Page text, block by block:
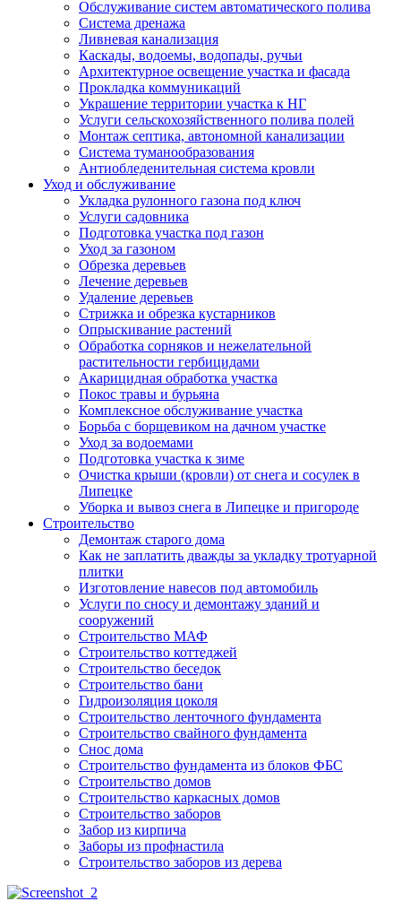
(цветущего)
газоне на
естественном
грунте.
м.кв. от0₽ сорняка,
Гидропосев
газона
#colspan# от0₽
Устройство
посевного
газона с
помощью
гидропосева.
м.кв. от 0₽
клей и многое
газона без других
работ(завоз
Обслуживание систем автоматического полива
Система дренажа
Ливневая канализация
Каскады, водоемы, водопады, ручьи
Архитектурное освещение участка и фасада
Прокладка коммуникаций
Украшение территории участка к НГ
Услуги сельскохозяйственного полива полей
Монтаж септика, автономной канализации
Система туманообразования
Антиобледенительная система кровли
Уход и обслуживание
Укладка рулонного газона под ключ
Услуги садовника
Подготовка участка под газон
Уход за газоном
Обрезка деревьев
Лечение деревьев
Удаление деревьев
Стрижка и обрезка кустарников
Опрыскивание растений
Обработка сорняков и нежелательной
растительности гербицидами
Акарицидная обработка участка
Покос травы и бурьяна
Комплексное обслуживание участка
Борьба с борщевиком на дачном участке
Уход за водоемами
Подготовка участка к зиме
Очистка крыши (кровли) от снега и сосулек в
Липецке
Уборка и вывоз снега в Липецке и пригороде
Строительство
Демонтаж старого дома
Как не заплатить дважды за укладку тротуарной
плитки
Изготовление навесов под автомобиль
Услуги по сносу и демонтажу зданий и
сооружений
Строительство МАФ
Строительство коттеджей
Строительство беседок
Строительство бани
Гидроизоляция цоколя
Строительство ленточного фундамента
Строительство свайного фундамента
Снос дома
Строительство фундамента из блоков ФБС
Строительство домов
Строительство каркасных домов
Строительство заборов
Забор из кирпича
Заборы из профнастила
Строительство заборов из дерева